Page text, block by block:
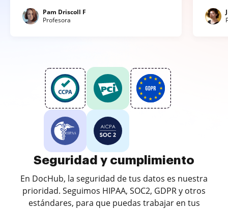
Pam Driscoll F
Profesora
Seguridad y cumplimiento
En DocHub, la seguridad de tus datos es nuestra
prioridad. Seguimos HIPAA, SOC2, GDPR y otros
estándares, para que puedas trabajar en tus